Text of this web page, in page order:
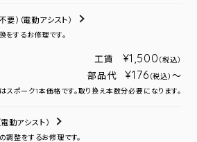
要） （電動アシスト）
をするお修理です。
工賃 ¥1,500 （税込）
部品代 ¥176 （税込） ～
スポーク1本価格です。取り換え本数分必要になります。
電動アシスト）
調整をするお修理です。